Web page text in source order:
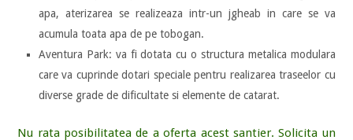
apa, aterizarea se realizeaza intr-un jgheab in care se va
acumula toata apa de pe tobogan.
Aventura Park: va fi dotata cu o structura metalica modulara
care va cuprinde dotari speciale pentru realizarea traseelor cu
diverse grade de dificultate si elemente de catarat.
Nu rata posibilitatea de a oferta acest santier. Solicita un